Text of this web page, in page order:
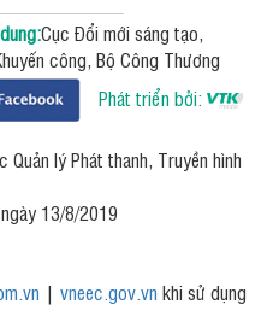
Cục Đổi mới sáng tạo,
công, Bộ Công Thương
Phát triển bởi:
lý Phát thanh, Truyền hình
13/8/2019
| vneec.gov.vn khi sử dụng